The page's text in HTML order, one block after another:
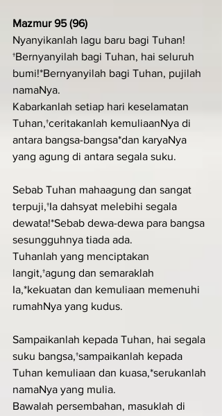
Mazmur 95 (96)
Nyanyikanlah lagu baru bagi Tuhan!
†Bernyanyilah bagi Tuhan, hai seluruh
bumi!*Bernyanyilah bagi Tuhan, pujilah
namaNya.
Kabarkanlah setiap hari keselamatan
Tuhan,†ceritakanlah kemuliaanNya di
antara bangsa-bangsa*dan karyaNya
yang agung di antara segala suku.
Sebab Tuhan mahaagung dan sangat
terpuji,†Ia dahsyat melebihi segala
dewata!*Sebab dewa-dewa para bangsa
sesungguhnya tiada ada.
Tuhanlah yang menciptakan
langit,†agung dan semaraklah
Ia,*kekuatan dan kemuliaan memenuhi
rumahNya yang kudus.
Sampaikanlah kepada Tuhan, hai segala
suku bangsa,†sampaikanlah kepada
Tuhan kemuliaan dan kuasa,*serukanlah
namaNya yang mulia.
Bawalah persembahan, masuklah di